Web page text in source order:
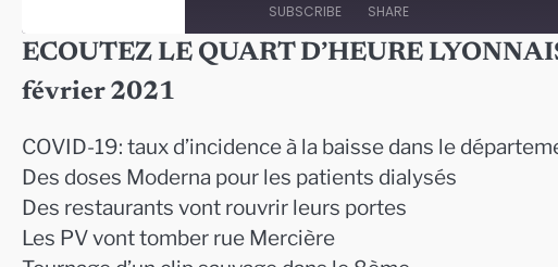
SUBSCRIBE SHARE
RSS FEED
SHARE
EMBED
ECOUTEZ LE QUART D’HEURE
février 2021
COVID-19: taux d’incidence à la baisse dans le
Des doses Moderna pour les patients dialysés
Des restaurants vont rouvrir leurs portes
Les PV vont tomber rue Mercière